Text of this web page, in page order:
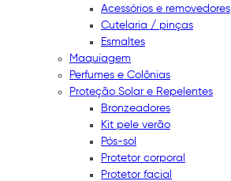
Acessórios e removedores
Cutelaria / pinças
Esmaltes
Maquiagem
Perfumes e Colônias
Proteção Solar e Repelentes
Bronzeadores
Kit pele verão
Pós-sol
Protetor corporal
Protetor facial